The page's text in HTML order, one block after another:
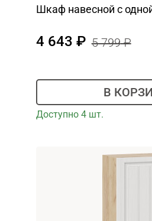
Шкаф навесной c
4 643 5 799
В
Доступно 4 шт.